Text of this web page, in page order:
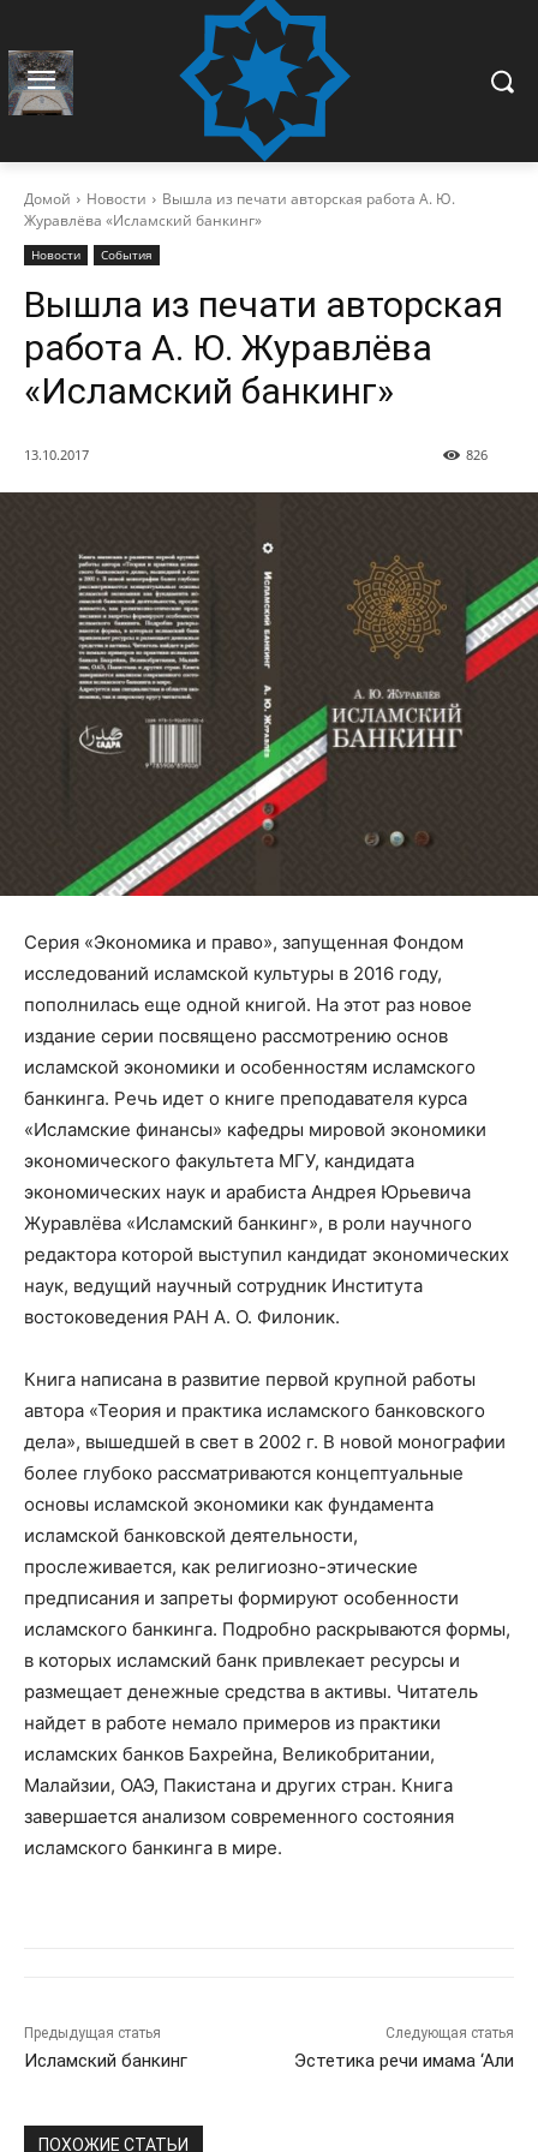
Домой Новости
Вышла из печати авторская работа А. Ю.
Журавлёва «Исламский банкинг»
Новости События
Вышла из печати авторская
работа А. Ю. Журавлёва
«Исламский банкинг»
13.10.2017 826
Серия «Экономика и право», запущенная Фондом
исследований исламской культуры в 2016 году,
пополнилась еще одной книгой. На этот раз новое
издание серии посвящено рассмотрению основ
исламской экономики и особенностям исламского
банкинга. Речь идет о книге преподавателя курса
«Исламские финансы» кафедры мировой экономики
экономического факультета МГУ, кандидата
экономических наук и арабиста Андрея Юрьевича
Журавлёва «Исламский банкинг», в роли научного
редактора которой выступил кандидат экономических
наук, ведущий научный сотрудник Института
востоковедения РАН А. О. Филоник.
Книга написана в развитие первой крупной работы
автора «Теория и практика исламского банковского
дела», вышедшей в свет в 2002 г. В новой монографии
более глубоко рассматриваются концептуальные
основы исламской экономики как фундамента
исламской банковской деятельности,
прослеживается, как религиозно-этические
предписания и запреты формируют особенности
исламского банкинга. Подробно раскрываются формы,
в которых исламский банк привлекает ресурсы и
размещает денежные средства в активы. Читатель
найдет в работе немало примеров из практики
исламских банков Бахрейна, Великобритании,
Малайзии, ОАЭ, Пакистана и других стран. Книга
завершается анализом современного состояния
исламского банкинга в мире.
Предыдущая статья
Исламский банкинг
Следующая статья
Эстетика речи имама ‘Али
ПОХОЖИЕ СТАТЬИ